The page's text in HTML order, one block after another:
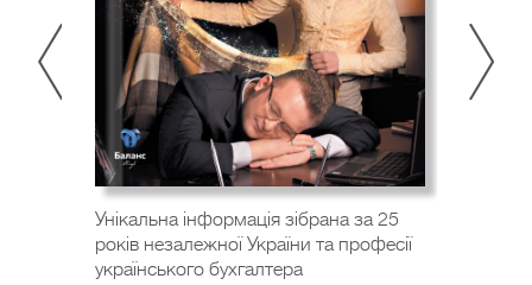
фінансами, формуванні бухгалтерських
проведень та складанні балансу, що принесли
користь більш ніж 200 000 бухгалтерам, має
дізнатися світ...»
Унікальна інформація зібрана за 25
років незалежної України та професії
українського бухгалтера